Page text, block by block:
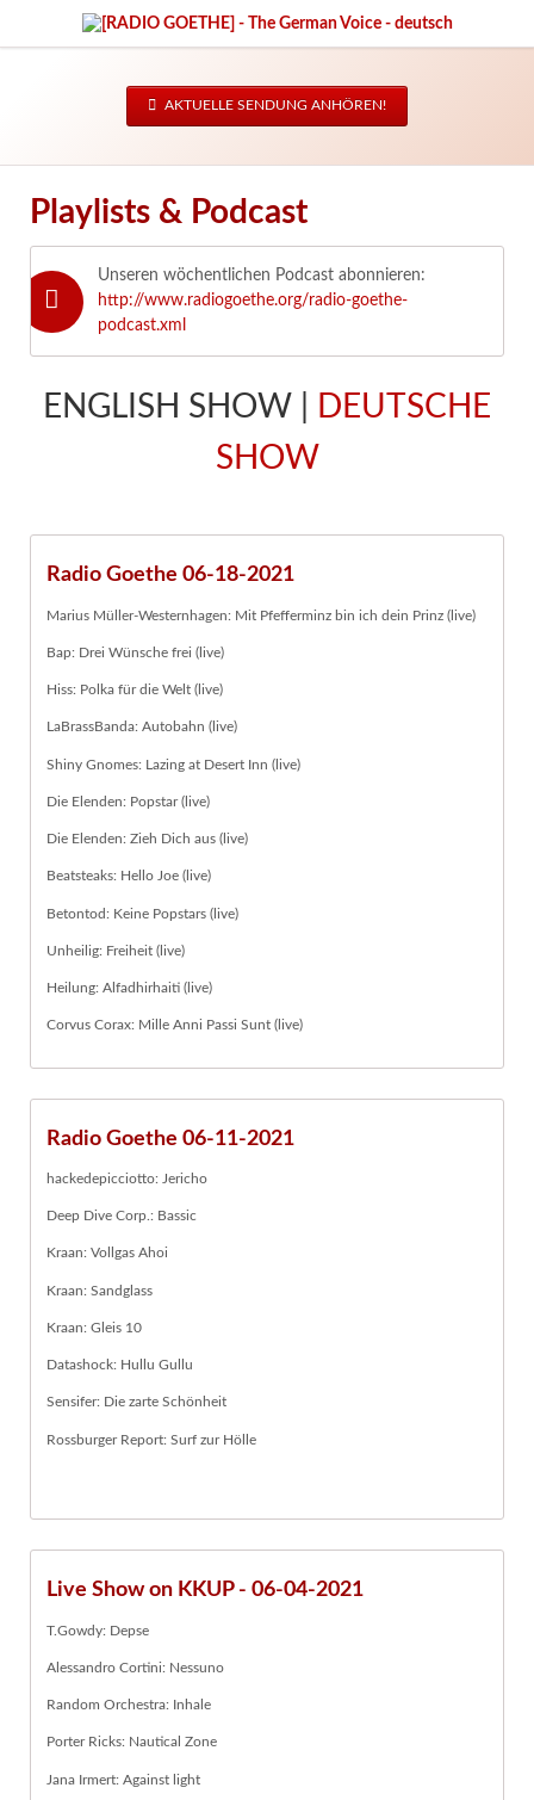
AKTUELLE SENDUNG ANHÖREN!
Playlists & Podcast
Unseren wöchentlichen Podcast abonnieren:
http://www.radiogoethe.org/radio-goethe-
podcast.xml
ENGLISH SHOW |
DEUTSCHE
SHOW
Radio Goethe 06-18-2021
Marius Müller-Westernhagen: Mit Pfefferminz bin ich dein Prinz (live)
Bap: Drei Wünsche frei (live)
Hiss: Polka für die Welt (live)
LaBrassBanda: Autobahn (live)
Shiny Gnomes: Lazing at Desert Inn (live)
Die Elenden: Popstar (live)
Die Elenden: Zieh Dich aus (live)
Beatsteaks: Hello Joe (live)
Betontod: Keine Popstars (live)
Unheilig: Freiheit (live)
Heilung: Alfadhirhaiti (live)
Corvus Corax: Mille Anni Passi Sunt (live)
Radio Goethe 06-11-2021
hackedepicciotto: Jericho
Deep Dive Corp.: Bassic
Kraan: Vollgas Ahoi
Kraan: Sandglass
Kraan: Gleis 10
Datashock: Hullu Gullu
Sensifer: Die zarte Schönheit
Rossburger Report: Surf zur Hölle
Live Show on KKUP - 06-04-2021
T.Gowdy: Depse
Alessandro Cortini: Nessuno
Random Orchestra: Inhale
Porter Ricks: Nautical Zone
Jana Irmert: Against light